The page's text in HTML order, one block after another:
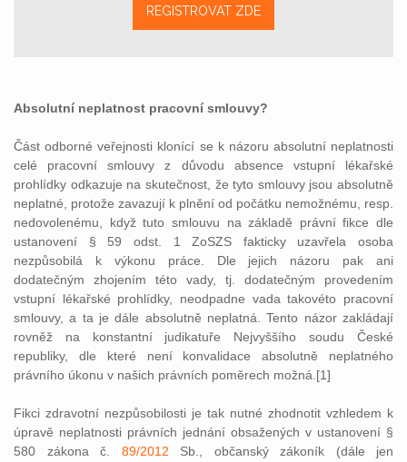
REGISTROVAT ZDE
Absolutní neplatnost pracovní smlouvy?
Část odborné veřejnosti klonící se k názoru absolutní neplatnosti
celé pracovní smlouvy z důvodu absence vstupní lékařské
prohlídky odkazuje na skutečnost, že tyto smlouvy jsou absolutně
neplatné, protože zavazují k plnění od počátku nemožnému, resp.
nedovolenému, když tuto smlouvu na základě právní fikce dle
ustanovení § 59 odst. 1 ZoSZS fakticky uzavřela osoba
nezpůsobilá k výkonu práce. Dle jejich názoru pak ani
dodatečným zhojením této vady, tj. dodatečným provedením
vstupní lékařské prohlídky, neodpadne vada takovéto pracovní
smlouvy, a ta je dále absolutně neplatná. Tento názor zakládají
rovněž na konstantní judikatuře Nejvyššího soudu České
republiky, dle které není konvalidace absolutně neplatného
právního úkonu v našich právních poměrech možná.[1]
Fikci zdravotní nezpůsobilosti je tak nutné zhodnotit vzhledem k
úpravě neplatnosti právních jednání obsažených v ustanovení §
580 zákona č. 89/2012 Sb., občanský zákoník (dále jen